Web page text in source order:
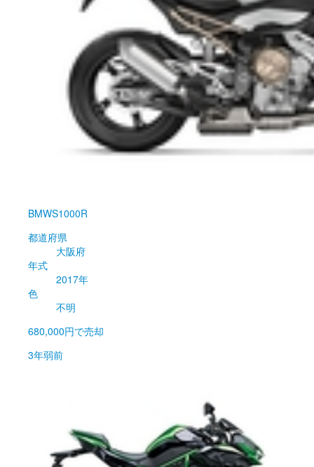
BMWS1000R
都道府県
大阪府
年式
2017年
色
不明
680,000円で売却
3年弱前